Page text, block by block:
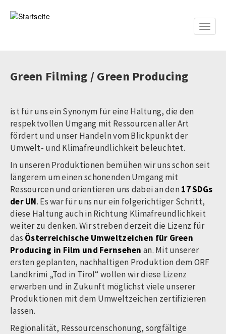
zum
Toggle
Green Filming / Green Producing
ist für uns ein Synonym für eine Haltung, die den
respektvollen Umgang mit Ressourcen aller Art
fördert und unser Handeln vom Blickpunkt der
Umwelt- und Klimafreundlichkeit beleuchtet.
In unseren Produktionen bemühen wir uns schon seit
längerem um einen schonenden Umgang mit
Ressourcen und orientieren uns dabei an den17 SDGs
der UN. Es war für uns nur ein folgerichtiger Schritt,
diese Haltung auch in Richtung Klimafreundlichkeit
weiter zu denken. Wir streben derzeit die Lizenz für
das Österreichische Umweltzeichen für Green
Producing in Film und Fernsehen an. Mit unserer
ersten geplanten, nachhaltigen Produktion dem ORF
Landkrimi „Tod in Tirol“ wollen wir diese Lizenz
erwerben und in Zukunft möglichst viele unserer
Produktionen mit dem Umweltzeichen zertifizieren
lassen.
Regionalität, Ressourcenschonung, sorgfältige